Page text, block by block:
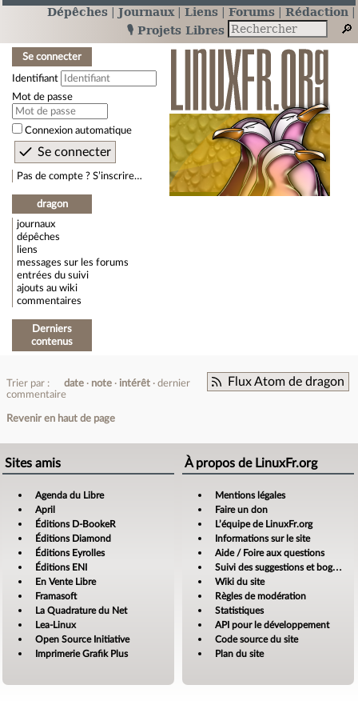
Dépêches Journaux Liens Forums
Rédaction
🎙️ Projets Libres
Se connecter
Identifiant
Mot de passe
Connexion automatique
Pas de compte ? S’inscrire…
dragon
journaux
dépêches
liens
messages sur les forums
entrées du suivi
ajouts au wiki
commentaires
Derniers
contenus
Flux Atom de dragon
Trier par : date note intérêt
dernier
commentaire
Revenir en haut de page
Sites amis
Agenda du Libre
April
Éditions D-BookeR
Éditions Diamond
Éditions Eyrolles
Éditions ENI
En Vente Libre
Framasoft
La Quadrature du Net
Lea-Linux
Open Source Initiative
Imprimerie Grafik Plus
À propos de LinuxFr.org
Mentions légales
Faire un don
L’équipe de LinuxFr.org
Informations sur le site
Aide / Foire aux questions
Suivi des suggestions et bogues
Wiki du site
Règles de modération
Statistiques
API pour le développement
Code source du site
Plan du site